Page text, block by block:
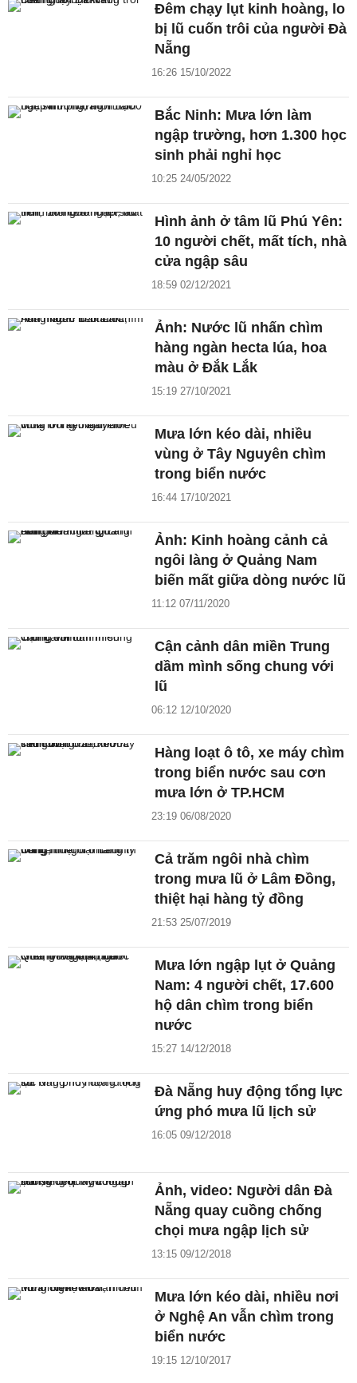
Đêm chạy lụt kinh hoàng, lo
bị lũ cuốn trôi của người Đà
Nẵng
16:26 15/10/2022
Bắc Ninh: Mưa lớn làm
ngập trường, hơn 1.300 học
sinh phải nghỉ học
10:25 24/05/2022
Hình ảnh ở tâm lũ Phú Yên:
10 người chết, mất tích, nhà
cửa ngập sâu
18:59 02/12/2021
Ảnh: Nước lũ nhấn chìm
hàng ngàn hecta lúa, hoa
màu ở Đắk Lắk
15:19 27/10/2021
Mưa lớn kéo dài, nhiều
vùng ở Tây Nguyên chìm
trong biển nước
16:44 17/10/2021
Ảnh: Kinh hoàng cảnh cả
ngôi làng ở Quảng Nam
biến mất giữa dòng nước lũ
11:12 07/11/2020
Cận cảnh dân miền Trung
dầm mình sống chung với
lũ
06:12 12/10/2020
Hàng loạt ô tô, xe máy chìm
trong biển nước sau cơn
mưa lớn ở TP.HCM
23:19 06/08/2020
Cả trăm ngôi nhà chìm
trong mưa lũ ở Lâm Đồng,
thiệt hại hàng tỷ đồng
21:53 25/07/2019
Mưa lớn ngập lụt ở Quảng
Nam: 4 người chết, 17.600
hộ dân chìm trong biển
nước
15:27 14/12/2018
Đà Nẵng huy động tổng lực
ứng phó mưa lũ lịch sử
16:05 09/12/2018
Ảnh, video: Người dân Đà
Nẵng quay cuồng chống
chọi mưa ngập lịch sử
13:15 09/12/2018
Mưa lớn kéo dài, nhiều nơi
ở Nghệ An vẫn chìm trong
biển nước
19:15 12/10/2017